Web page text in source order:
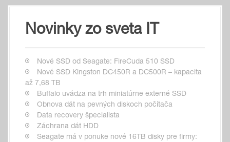
Novinky zo sveta IT
Nové SSD od Seagate: FireCuda 510 SSD
Nové SSD Kingston DC450R a DC500R – kapacita
až 7,68 TB
Buffalo uvádza na trh miniatúrne externé SSD
Obnova dát na pevných diskoch počítača
Data recovery špecialista
Záchrana dát HDD
Seagate má v ponuke nové 16TB disky pre firmy: